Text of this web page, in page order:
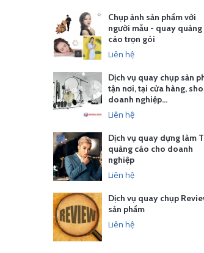
Chụp ảnh sản phẩm với
người mẫu - quay quảng
cáo trọn gói
Liên hệ
Dịch vụ quay chụp sản
tận nơi, tại cửa hàng,
doanh nghiệp…
Liên hệ
Dịch vụ quay dựng làm
quảng cáo cho doanh
nghiệp
Liên hệ
Dịch vụ quay chụp
sản phẩm
Liên hệ